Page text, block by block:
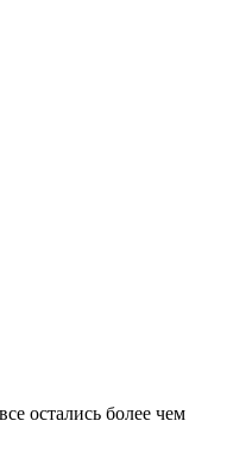
остались более чем